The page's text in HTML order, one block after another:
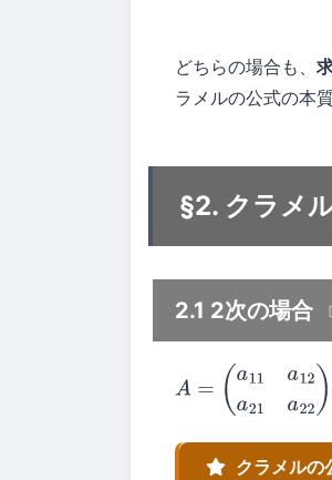
どちらの場合も、
ラメルの公式の本質
§2. クラメ
2.1 2次の場合
A= (a 11
クラメルの